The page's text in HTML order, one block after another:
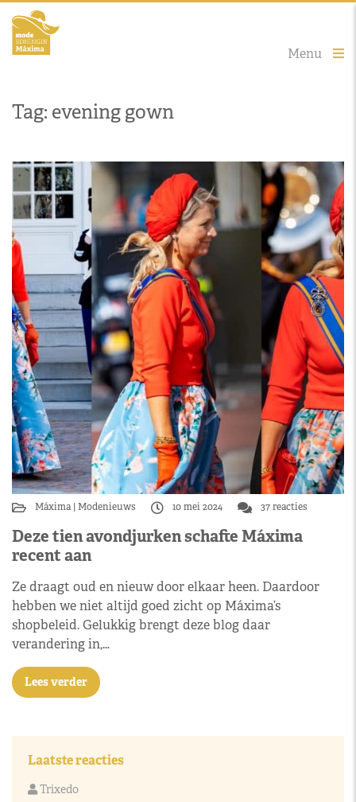
Menu
Tag: evening gown
Máxima Modenieuws 10 mei 2024 37 reacties
Deze tien avondjurken schafte Máxima
recent aan
Ze draagt oud en nieuw door elkaar heen. Daardoor
hebben we niet altijd goed zicht op Máxima’s
shopbeleid. Gelukkig brengt deze blog daar
verandering in,…
Lees verder
Laatste reacties
Trixedo